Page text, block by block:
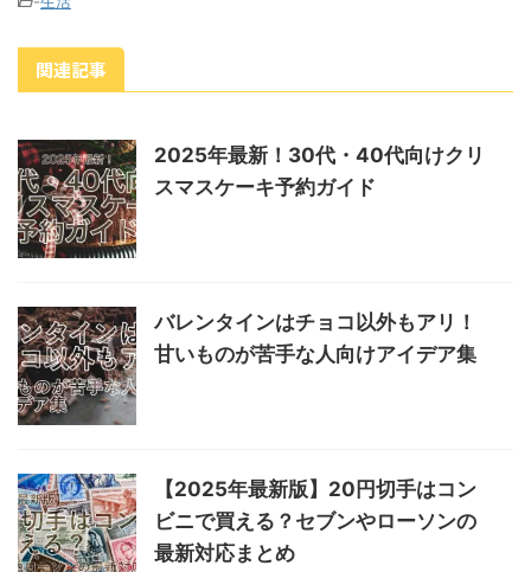
関連記事
2025年最新！30代・40代向けクリ
スマスケーキ予約ガイド
バレンタインはチョコ以外もアリ！
甘いものが苦手な人向けアイデア集
【2025年最新版】20円切手はコン
ビニで買える？セブンやローソンの
最新対応まとめ